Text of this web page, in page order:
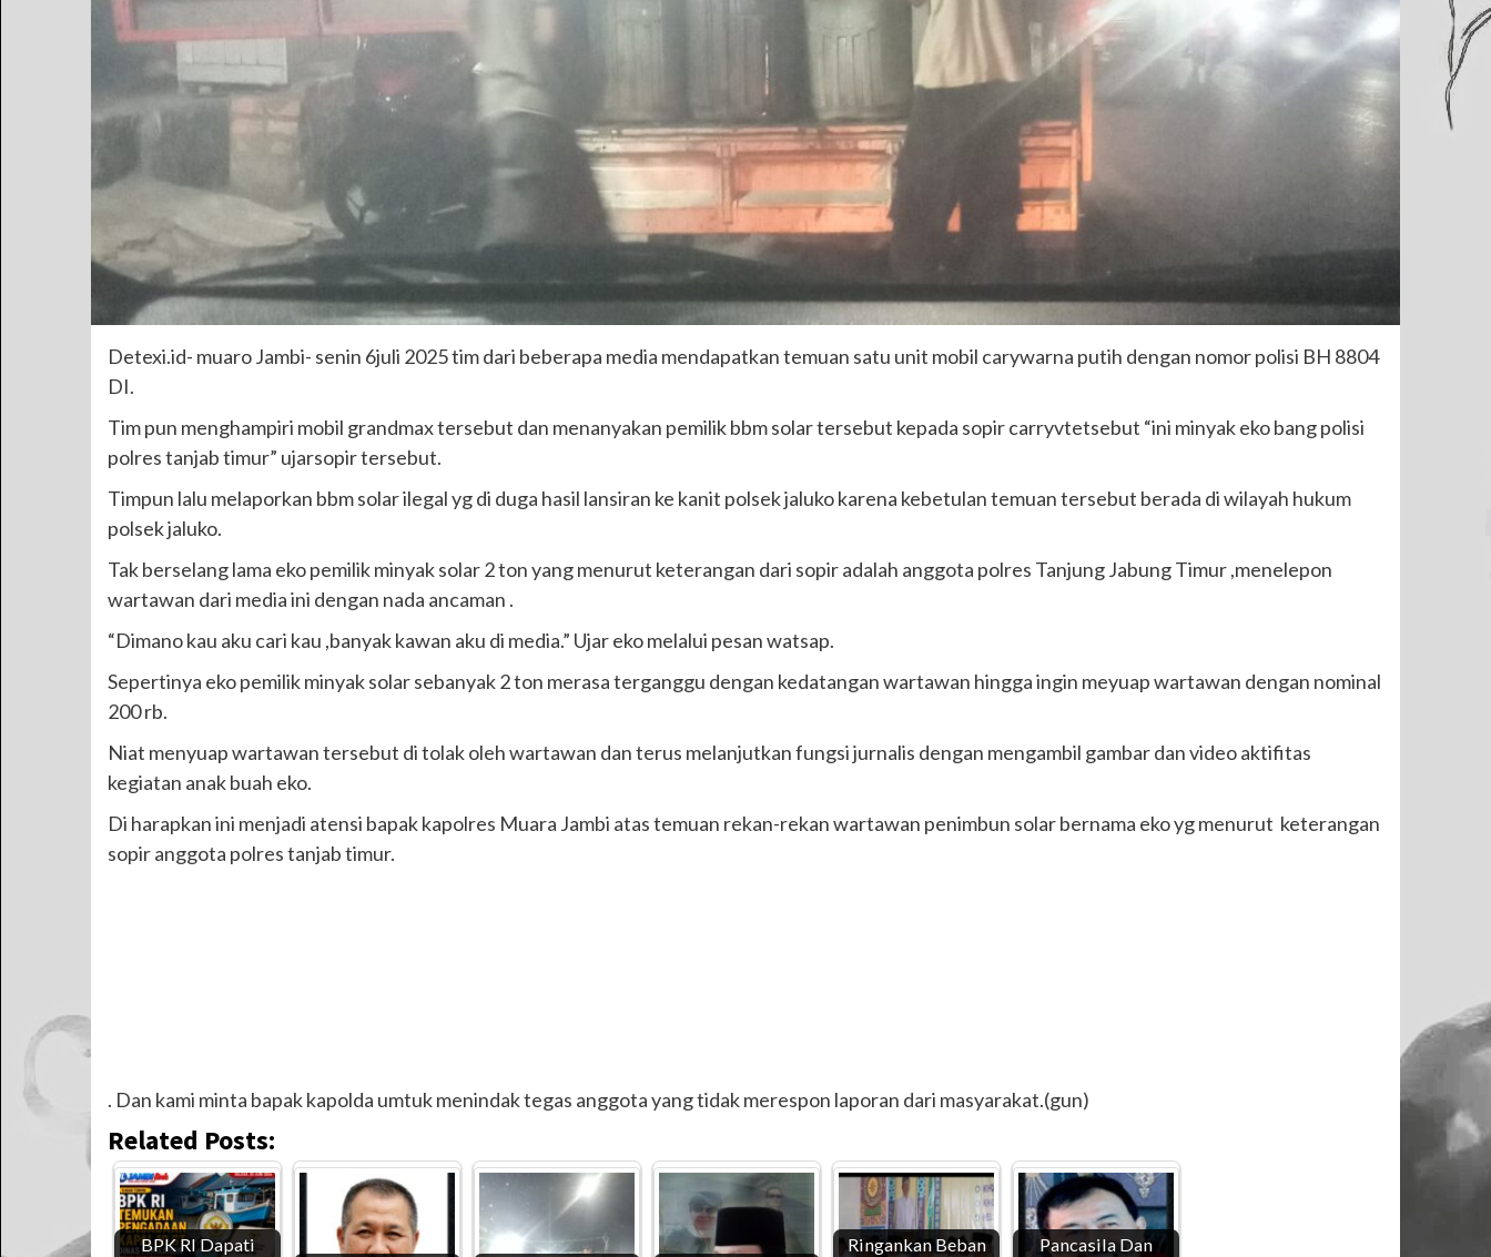
Detexi.id- muaro Jambi- senin 6juli 2025 tim dari beberapa media mendapatkan temuan satu unit mobil carywarna putih dengan nomor polisi BH 8804
DI.
Tim pun menghampiri mobil grandmax tersebut dan menanyakan pemilik bbm solar tersebut kepada sopir carryvtetsebut “ini minyak eko bang polisi
polres tanjab timur” ujarsopir tersebut.
Timpun lalu melaporkan bbm solar ilegal yg di duga hasil lansiran ke kanit polsek jaluko karena kebetulan temuan tersebut berada di wilayah hukum
polsek jaluko.
Tak berselang lama eko pemilik minyak solar 2 ton yang menurut keterangan dari sopir adalah anggota polres Tanjung Jabung Timur ,menelepon
wartawan dari media ini dengan nada ancaman .
“Dimano kau aku cari kau ,banyak kawan aku di media.” Ujar eko melalui pesan watsap.
Sepertinya eko pemilik minyak solar sebanyak 2 ton merasa terganggu dengan kedatangan wartawan hingga ingin meyuap wartawan dengan nominal
200 rb.
Niat menyuap wartawan tersebut di tolak oleh wartawan dan terus melanjutkan fungsi jurnalis dengan mengambil gambar dan video aktifitas
kegiatan anak buah eko.
Di harapkan ini menjadi atensi bapak kapolres Muara Jambi atas temuan rekan-rekan wartawan penimbun solar bernama eko yg menurut keterangan
sopir anggota polres tanjab timur.
. Dan kami minta bapak kapolda umtuk menindak tegas anggota yang tidak merespon laporan dari masyarakat.(gun)
Related Posts:
BPK RI Dapati
Ringankan Beban
Pancasila Dan